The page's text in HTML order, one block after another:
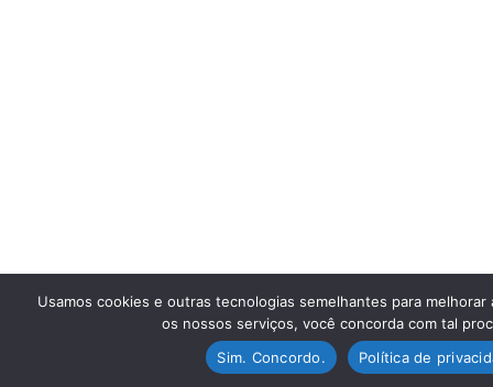
Usamos cookies e outras tecnologias semelhantes para
os nossos serviços, você concorda com tal
Sim. Concordo.
Política de